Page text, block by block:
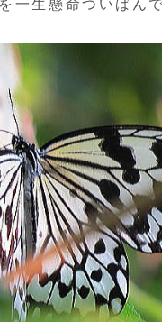
一生懸命ついばん